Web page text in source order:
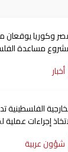
وكوريا يوقعان
مساعدة
أخبار
إجراءات
شؤون عربية